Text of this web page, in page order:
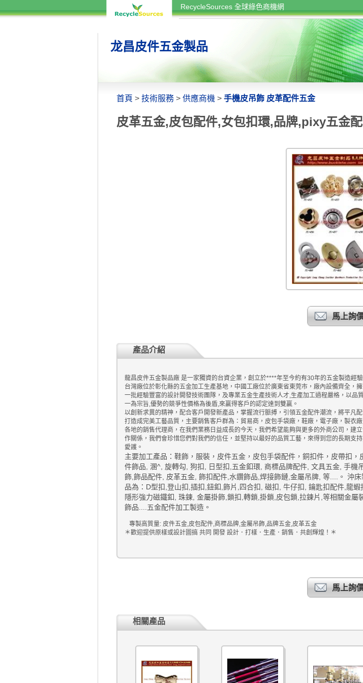
RecycleSources 全球綠色商機網
龙昌皮件五金製品
首頁 > 技術服務 > 供應商機 > 手機皮吊飾 皮革配件五金
皮革五金,皮包配件,女包扣環,品牌,pixy五金
馬上詢
產品介紹
龍昌皮件五金製品廠 是一家獨資的台資企業，創立於****年至今約有30年的五金製造經驗
台灣廠位於彰化縣的五金加工生產基地，中國工廠位於廣東省東莞市，廠內設備齊全，
一批經驗豐富的設計開發技術團隊，及專業五金生產技術人才,生產加工過程嚴格，以品
一為宗旨,優勢的競爭性價格為後盾,來贏得客戶的認定達到雙贏。
以創新求異的精神，配合客戶開發新產品，掌握流行脈搏，引領五金配件潮流，將平凡
打造成完美工藝品質，主要銷售客戶群為：貿易商，皮包手袋廠，鞋廠，電子廠，製衣廠
各地的銷售代理商，在我們業務日益成長的今天，我們希望能夠與更多的外商公司，建
作關係，我們會珍惜您們對我們的信任，並堅持以最好的品質工藝，來得到您的長期支
愛護。
主要加工產品：鞋飾，服裝，皮件五金，皮包手袋配件，銅扣件，皮帶扣，
件飾品, 溷^, 旋轉勾, 狗扣, 日型扣,五金釦環, 商標品牌配件, 文具五金, 手機
飾,飾品配件, 皮革五金, 飾扣配件,水鑽飾品,焊接飾鏈,金屬吊牌, 等....。 沖床
品為：D型扣,登山扣,插扣,鈕釦,飾片,四合扣, 磁扣, 牛仔扣, 鑰匙扣配件,龍蝦
隱形強力磁鐵釦, 珠鍊, 金屬掛飾,鎖扣,轉鎖,掛鎖,皮包鎖,拉鍊片,等相關金屬
飾品....五金配件加工製造。
專製高質量: 皮件五金,皮包配件,商標品牌,金屬吊飾,品牌五金,皮革五金
＊歡迎提供原樣或設計圖搞 共同 開發 設計．打樣．生產．銷售．共創輝煌！＊
馬上詢
相關產品